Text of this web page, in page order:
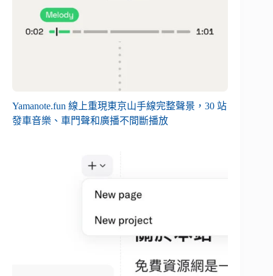
Yamanote.fun 線上重現東京山手線完整聲景，30 站
發車音樂、車門聲和廣播不間斷播放